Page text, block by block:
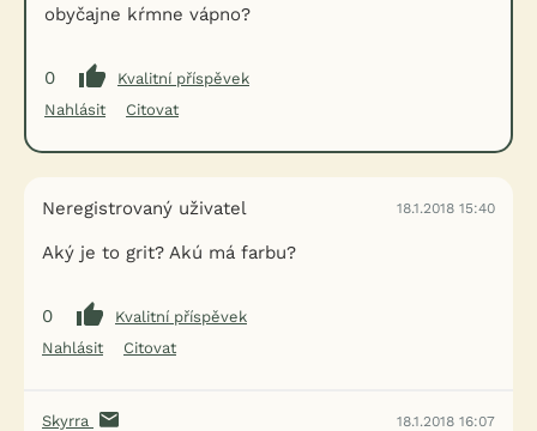
obyčajne kŕmne vápno?
0
Kvalitní příspěvek
Nahlásit
Citovat
Neregistrovaný uživatel 18.1.2018 15:40
Aký je to grit? Akú má farbu?
0
Kvalitní příspěvek
Nahlásit
Citovat
Skyrra 18.1.2018 16:07